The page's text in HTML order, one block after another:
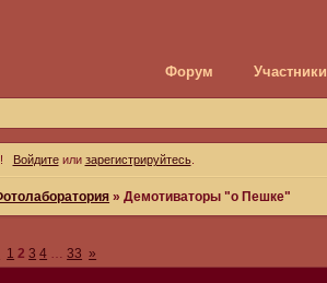
Форум Участники
Войдитеили зарегистрируйтесь.
»Демотиваторы "о Пешке"
1 2 3 4 … 33 »